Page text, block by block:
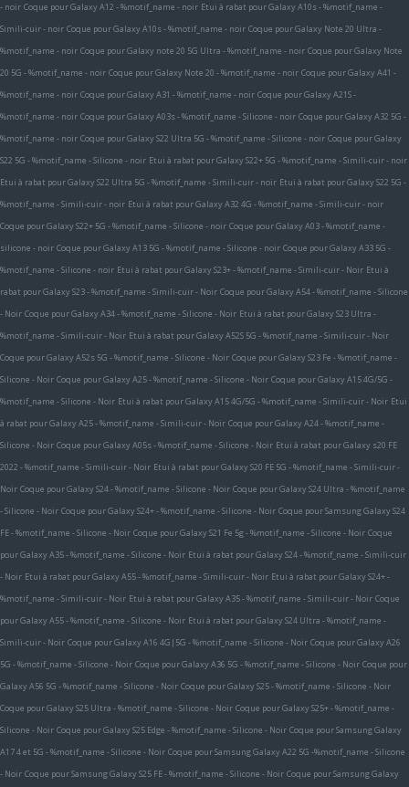
- noir Coque pour Galaxy A12 - %motif_name - noir Etui à rabat pour Galaxy A10s - %motif_name -
Simili-cuir - noir Coque pour Galaxy A10s - %motif_name - noir Coque pour Galaxy Note 20 Ultra -
%motif_name - noir Coque pour Galaxy note 20 5G Ultra - %motif_name - noir Coque pour Galaxy Note
20 5G - %motif_name - noir Coque pour Galaxy Note 20 - %motif_name - noir Coque pour Galaxy A41 -
%motif_name - noir Coque pour Galaxy A31 - %motif_name - noir Coque pour Galaxy A21S -
%motif_name - noir Coque pour Galaxy A03s - %motif_name - Silicone - noir Coque pour Galaxy A32 5G -
%motif_name - noir Coque pour Galaxy S22 Ultra 5G - %motif_name - Silicone - noir Coque pour Galaxy
S22 5G - %motif_name - Silicone - noir Etui à rabat pour Galaxy S22+ 5G - %motif_name - Simili-cuir - noir
Etui à rabat pour Galaxy S22 Ultra 5G - %motif_name - Simili-cuir - noir Etui à rabat pour Galaxy S22 5G -
%motif_name - Simili-cuir - noir Etui à rabat pour Galaxy A32 4G - %motif_name - Simili-cuir - noir
Coque pour Galaxy S22+ 5G - %motif_name - Silicone - noir Coque pour Galaxy A03 - %motif_name -
silicone - noir Coque pour Galaxy A13 5G - %motif_name - Silicone - noir Coque pour Galaxy A33 5G -
%motif_name - Silicone - noir Etui à rabat pour Galaxy S23+ - %motif_name - Simili-cuir - Noir Etui à
rabat pour Galaxy S23 - %motif_name - Simili-cuir - Noir Coque pour Galaxy A54 - %motif_name - Silicone
- Noir Coque pour Galaxy A34 - %motif_name - Silicone - Noir Etui à rabat pour Galaxy S23 Ultra -
%motif_name - Simili-cuir - Noir Etui à rabat pour Galaxy A52S 5G - %motif_name - Simili-cuir - Noir
Coque pour Galaxy A52s 5G - %motif_name - Silicone - Noir Coque pour Galaxy S23 Fe - %motif_name -
Silicone - Noir Coque pour Galaxy A25 - %motif_name - Silicone - Noir Coque pour Galaxy A15 4G/5G -
%motif_name - Silicone - Noir Etui à rabat pour Galaxy A15 4G/5G - %motif_name - Simili-cuir - Noir Etui
à rabat pour Galaxy A25 - %motif_name - Simili-cuir - Noir Coque pour Galaxy A24 - %motif_name -
Silicone - Noir Coque pour Galaxy A05s - %motif_name - Silicone - Noir Etui à rabat pour Galaxy s20 FE
2022 - %motif_name - Simili-cuir - Noir Etui à rabat pour Galaxy S20 FE 5G - %motif_name - Simili-cuir -
Noir Coque pour Galaxy S24 - %motif_name - Silicone - Noir Coque pour Galaxy S24 Ultra - %motif_name
- Silicone - Noir Coque pour Galaxy S24+ - %motif_name - Silicone - Noir Coque pour Samsung Galaxy S24
FE - %motif_name - Silicone - Noir Coque pour Galaxy S21 Fe 5g - %motif_name - Silicone - Noir Coque
pour Galaxy A35 - %motif_name - Silicone - Noir Etui à rabat pour Galaxy S24 - %motif_name - Simili-cuir
- Noir Etui à rabat pour Galaxy A55 - %motif_name - Simili-cuir - Noir Etui à rabat pour Galaxy S24+ -
%motif_name - Simili-cuir - Noir Etui à rabat pour Galaxy A35 - %motif_name - Simili-cuir - Noir Coque
pour Galaxy A55 - %motif_name - Silicone - Noir Etui à rabat pour Galaxy S24 Ultra - %motif_name -
Simili-cuir - Noir Coque pour Galaxy A16 4G|5G - %motif_name - Silicone - Noir Coque pour Galaxy A26
5G - %motif_name - Silicone - Noir Coque pour Galaxy A36 5G - %motif_name - Silicone - Noir Coque pour
Galaxy A56 5G - %motif_name - Silicone - Noir Coque pour Galaxy S25 - %motif_name - Silicone - Noir
Coque pour Galaxy S25 Ultra - %motif_name - Silicone - Noir Coque pour Galaxy S25+ - %motif_name -
Silicone - Noir Coque pour Galaxy S25 Edge - %motif_name - Silicone - Noir Coque pour Samsung Galaxy
A17 4 et 5G - %motif_name - Silicone - Noir Coque pour Samsung Galaxy A22 5G -%motif_name - Silicone
- Noir Coque pour Samsung Galaxy S25 FE - %motif_name - Silicone - Noir Coque pour Samsung Galaxy